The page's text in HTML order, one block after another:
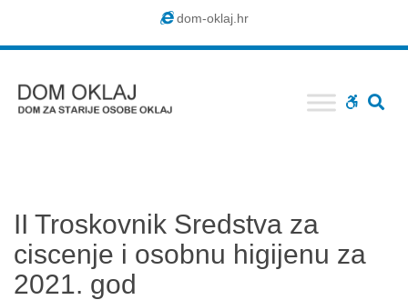
dom-oklaj.hr
WCAG
II Troskovnik Sredstva za
ciscenje i osobnu higijenu za
2021. god